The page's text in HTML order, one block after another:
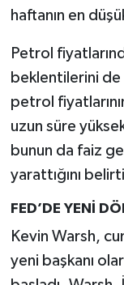
haftanın en
Petrol
beklentilerini de
petrol
uzun süre
bunun da faiz
yarattığını
FED’DE YENİ
Kevin Warsh,
yeni başkanı